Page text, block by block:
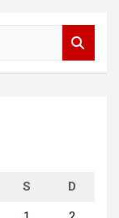
S D